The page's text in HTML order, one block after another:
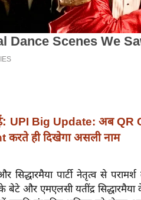
UPI Big Update: अब QR
करते ही दिखेगा असली नाम
सिद्धारमैया पार्टी नेतृत्व से
के बेटे और एमएलसी यतींद्र